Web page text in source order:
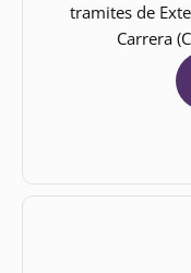
tramites de
Carrera